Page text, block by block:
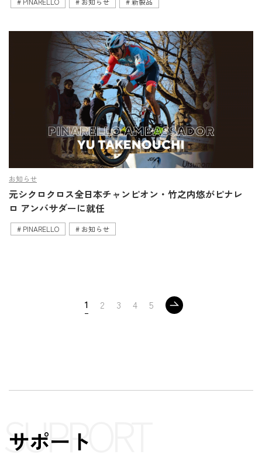
お知らせ
元シクロクロス全日本チャンピオン・竹之内悠がピナレ
ロ アンバサダーに就任
PINARELLO お知らせ
1 2 3 4 5
サポート
SUPPORT